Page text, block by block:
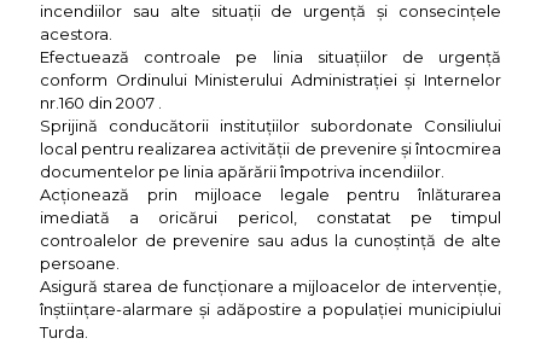
incendiilor sau alte situaţii de urgenţă şi consecinţele
acestora.
Efectuează controale pe linia situaţiilor de urgenţă
conform Ordinului Ministerului Administraţiei şi Internelor
nr.160 din 2007 .
Sprijină conducătorii instituţiilor subordonate Consiliului
local pentru realizarea activităţii de prevenire și întocmirea
documentelor pe linia apărării împotriva incendiilor.
Acţionează prin mijloace legale pentru înlăturarea
imediată a oricărui pericol, constatat pe timpul
controalelor de prevenire sau adus la cunoştinţă de alte
persoane.
Asigură starea de funcţionare a mijloacelor de intervenţie,
înştiinţare-alarmare şi adăpostire a populaţiei municipiului
Turda.